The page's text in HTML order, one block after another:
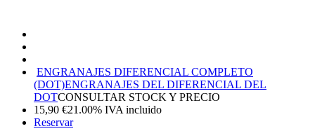
ENGRANAJES DIFERENCIAL COMPLETO
(DOT)ENGRANAJES DEL DIFERENCIAL DEL
DOTCONSULTAR STOCK Y PRECIO
15,90 €21.00% IVA incluido
Reservar